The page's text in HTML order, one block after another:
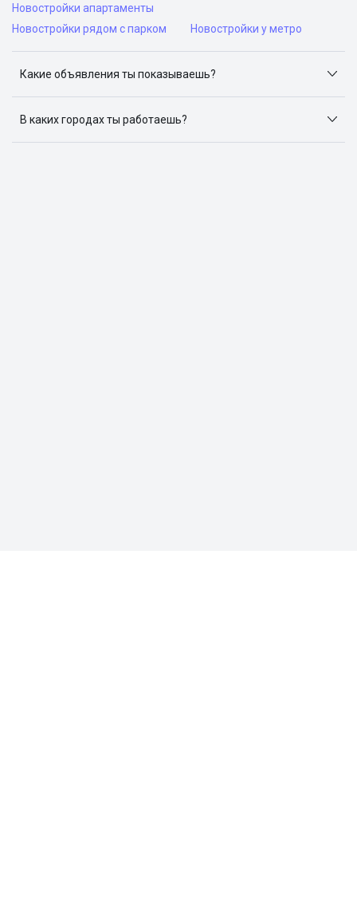
Новостройки апартаменты
Новостройки рядом с парком
Новостройки у метро
Какие объявления ты показываешь?
объявлений: ЦИАН, Домклик, Яндекс.Недвижимость,
Авито, Самолет.Плюс.
В каких городах ты работаешь?